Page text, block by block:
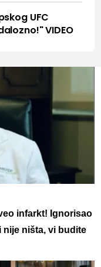
UFC
VIDEO
infarkt! Ignorisao
nije ništa, vi budite